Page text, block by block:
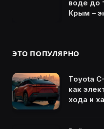
воде до
Крым –
ЭТО ПОПУЛЯРНО
Toyota
как
хода и